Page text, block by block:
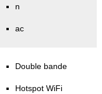
n
ac
Double bande
Hotspot WiFi